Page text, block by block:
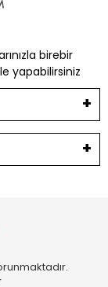
birebir
yapabilirsiniz